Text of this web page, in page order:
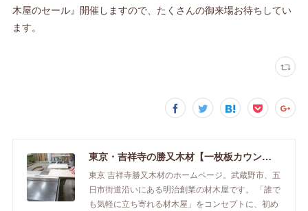
木屋のセール』開催しますので、たくさんの御来場お待ちしてい
ます。
東京・吉祥寺の勝又木材【一枚板カウンター】
東京 吉祥寺勝又木材のホームページ。武蔵野市、五
日市街道沿いにある明治創業の材木屋です。 「誰で
も気軽に立ち寄れる材木屋」をコンセプトに、初め